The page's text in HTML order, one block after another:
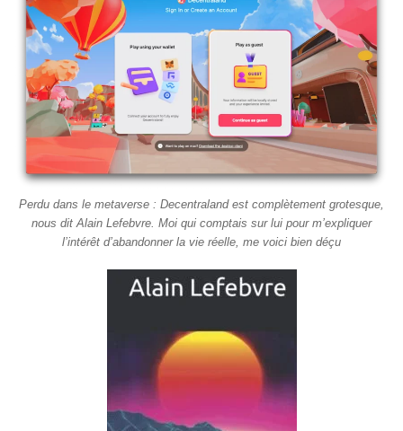
Perdu dans le metaverse : Decentraland est complètement grotesque,
nous dit Alain Lefebvre. Moi qui comptais sur lui pour m’expliquer
l’intérêt d’abandonner la vie réelle, me voici bien déçu